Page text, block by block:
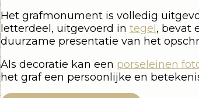
Het grafmonument is volledig
letterdeel, uitgevoerd in tegel , bevat
duurzame presentatie van het
Als decoratie kan een porseleinen
het graf een persoonlijke en